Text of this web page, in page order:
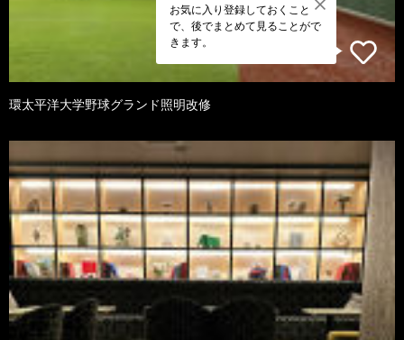
お気に入り登録しておくこと
で、後でまとめて見ることがで
きます。
環太平洋大学野球グランド照明改修